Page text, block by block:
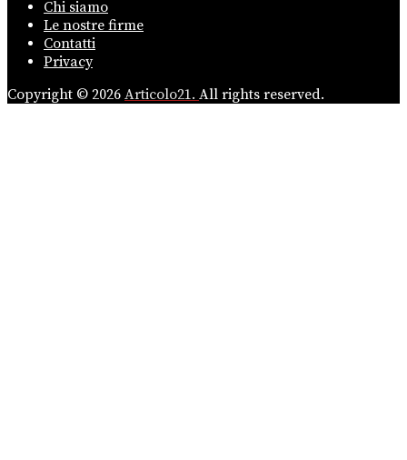
Chi siamo
Le nostre firme
Contatti
Privacy
Copyright © 2026 Articolo21. All rights reserved.